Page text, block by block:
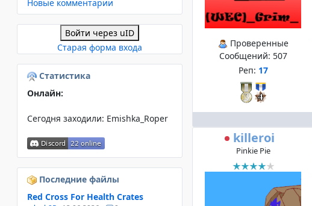
Проверенные
Сообщений: 507
Реп: 17
killeroi
Pinkie Pie
Новые комментарии
Войти через uID
Старая форма входа
Статистика
Онлайн:
Сегодня заходили: Emishka_Roper
Последние файлы
Red Cross For Health Crates